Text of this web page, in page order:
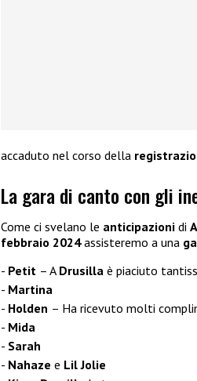
accaduto nel corso della
La gara di canto con gli
Come ci svelano le anticipazioni di
febbraio 2024assisteremo a una
Petit – A Drusilla è piaciuto
Martina
Holden – Ha ricevuto molti
Mida
Sarah
Nahaze e Lil Jolie